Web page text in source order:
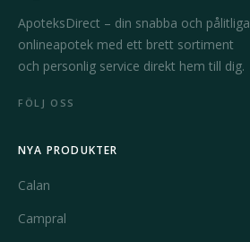
ApoteksDirect – din snabba och pålitliga
onlineapotek med ett brett sortiment
och personlig service direkt hem till dig.
FÖLJ OSS
NYA PRODUKTER
Calan
Campral